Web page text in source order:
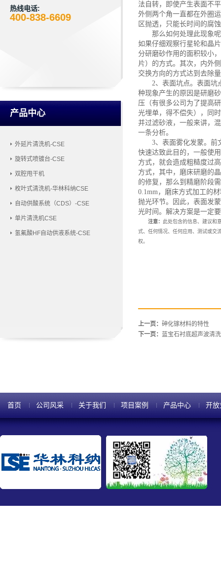
热线电话:
400-838-6609
产品中心
外延片清洗机-CSE
旋转式喷镀台-CSE
双腔甩干机
枚叶式清洗机-华林科纳CSE
自动供酸系统（CDS）-CSE
单片清洗机CSE
氢氟酸HF自动供液系统-CSE
法自转，即使产生表面不
外侧两个角一直都在外圈
区抛透，只能长时间的腐
那么如何处理此现象
如果仔细观察行星轮和晶
分研磨砂作用的面积较小
片）的方式。其次，内外
交换方向的方式达到去除
2、表面坑点。表面坑
种现象产生的原因是研磨
压（有很多公司为了提高
光埋单，得不偿失），同
并过滤砂液，一般来讲，
一条分析。
3、表面雾化发蒙。前
快速达致此目的，一般使
方式，就会造成粗糙度过
方式，其中，磨床研磨的
的修复，那么到精磨阶段
0.1mm，磨床方式加工的
抛光环节。因此，表面发
光时间。解决方案是一定
注意： 此处包含的信息、建议和
式、任何情况、任何应用、测试或交
权。
上一页： 砷化镓材料的特性
下一页： 蓝宝石衬底超声波清
首页 公司风采 关于我们 项目案例 产品中心 开放